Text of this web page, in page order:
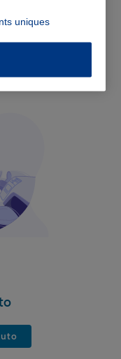
nos
uniques